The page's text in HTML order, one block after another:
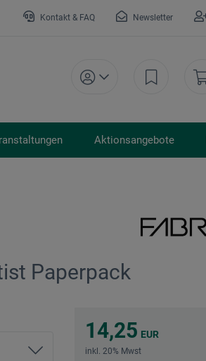
Kontakt & FAQ Newsletter
Aktionsangebote
Paperpack
14,25 EUR
inkl. 20% Mwst